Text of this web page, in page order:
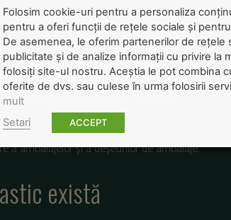
și raportare, autoritățile trebuie
și a deșeurilor de ambalaje disponibile;
și a deșeurilor de ambalaje;
a ambalajelor și a deșeurilor de ambalaje.
există
Folosim cookie-uri pentru a personaliza
pentru a oferi funcții de rețele sociale și
De asemenea, le oferim partenerilor de rețele
publicitate și de analize informații cu privire la
folosiți site-ul nostru. Aceștia le pot combina
oferite de dvs. sau culese în urma folosirii
mult
Setari
ACCEPT